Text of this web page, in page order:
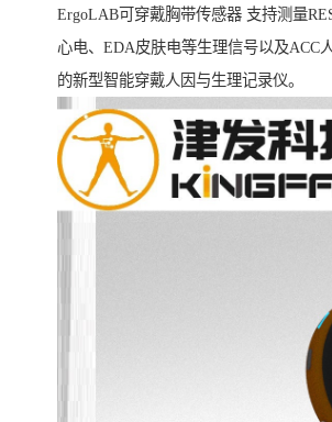
ErgoLAB可穿戴胸带传感器 支持测量
心电、EDA皮肤电等生理信号以及ACC
的新型智能穿戴人因与生理记录仪。